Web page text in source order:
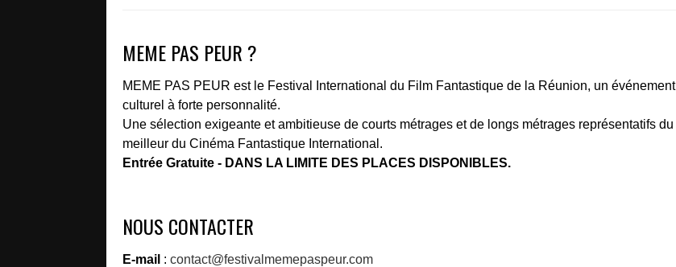
MEME PAS PEUR ?
MEME PAS PEUR est le Festival International du Film Fantastique de la Réunion, un événement
culturel à forte personnalité.
Une sélection exigeante et ambitieuse de courts métrages et de longs métrages représentatifs du
meilleur du Cinéma Fantastique International.
Entrée Gratuite - DANS LA LIMITE DES PLACES DISPONIBLES.
NOUS CONTACTER
E-mail : contact@festivalmemepaspeur.com